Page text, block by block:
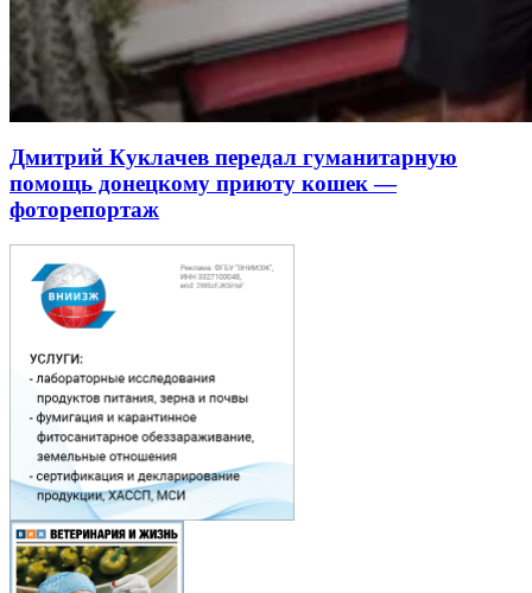
Дмитрий Куклачев передал гуманитарную
помощь донецкому приюту кошек —
фоторепортаж